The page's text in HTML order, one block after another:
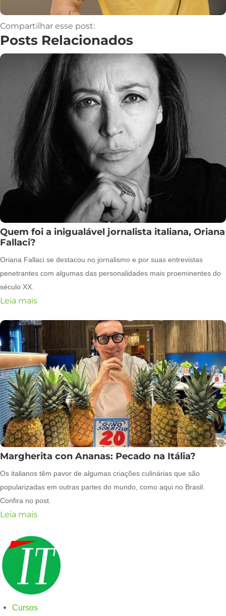
Compartilhar esse post:
Posts Relacionados
Quem foi a inigualável jornalista italiana, Oriana
Fallaci?
Oriana Fallaci se destacou no jornalismo e por suas entrevistas
penetrantes com algumas das personalidades mais proeminentes do
século XX.
Leia mais
Margherita con Ananas: Pecado na Itália?
Os italianos têm pavor de algumas criações culinárias que são
popularizadas em outras partes do mundo, como aqui no Brasil.
Confira no post.
Leia mais
Cursos